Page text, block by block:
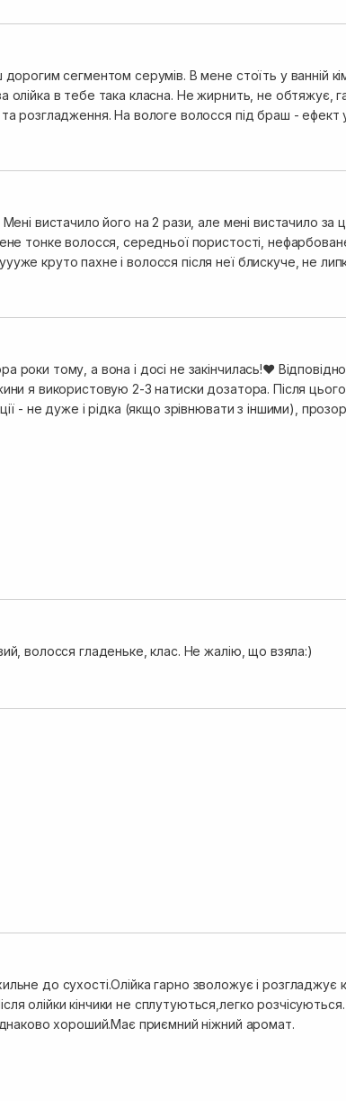
сегментом серумів. В мене стоїть у ванній
в тебе така класна. Не жирнить, не обтяжує,
розгладження. На вологе волосся під браш -
"рабочу лошадку" то це чудовий варіант. Засіб
вистачило його на 2 рази, але мені вистачило за
тонке волосся, середньої пористості,
круто пахне і волосся після неї блискуче, не
роки тому, а вона і досі не закінчилась!♥
я використовую 2-3 натиски дозатора. Після цього
сушкою на вологе волосся, від середини довжини і
волосся гладеньке, клас. Не жалію, що взяла:)
до сухості.Олійка гарно зволожує і розгладжує
олійки кінчики не сплутуються,легко
хороший.Має приємний ніжний аромат.